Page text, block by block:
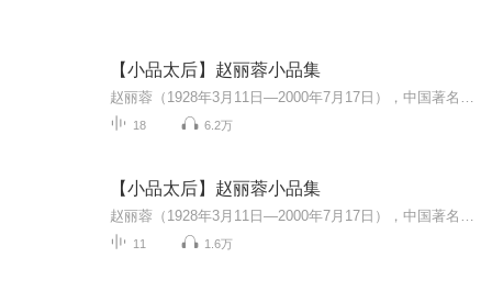
【小品太后】赵丽蓉小品集
18 6.2万
【小品太后】赵丽蓉小品集
11 1.6万